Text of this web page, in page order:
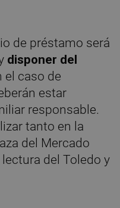
de préstamo será
disponer del
el caso de
estar
responsable.
tanto en la
del Mercado
del Toledo y